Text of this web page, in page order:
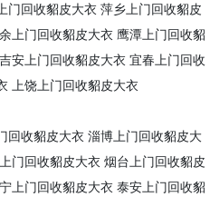
门回收貂皮大衣 萍乡上门回收貂皮
上门回收貂皮大衣 鹰潭上门回收貂
吉安上门回收貂皮大衣 宜春上门回收
上饶上门回收貂皮大衣
回收貂皮大衣 淄博上门回收貂皮大
门回收貂皮大衣 烟台上门回收貂皮
上门回收貂皮大衣 泰安上门回收貂